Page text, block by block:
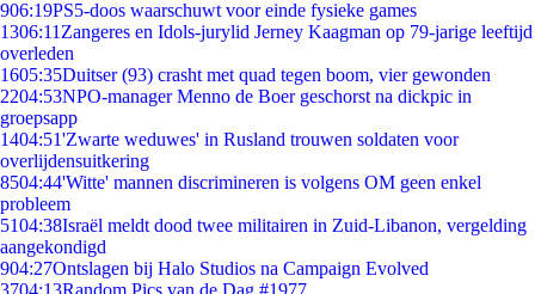
906:19PS5-doos waarschuwt voor einde fysieke games
1306:11 Zangeres en Idols-jurylid Jerney Kaagman op 79-jarige leeftijd
overleden
1605:35Duitser (93) crasht met quad tegen boom, vier gewonden
2204:53NPO-manager Menno de Boer geschorst na dickpic in
groepsapp
1404:51'Zwarte weduwes' in Rusland trouwen soldaten voor
overlijdensuitkering
8504:44'Witte' mannen discrimineren is volgens OM geen enkel
probleem
5104:38Israël meldt dood twee militairen in Zuid-Libanon, vergelding
aangekondigd
904:27Ontslagen bij Halo Studios na Campaign Evolved
3704:13Random Pics van de Dag #1977